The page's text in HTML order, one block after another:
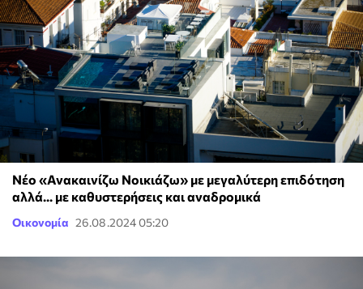
Νέο «Ανακαινίζω Νοικιάζω» με μεγαλύτερη επιδότηση
αλλά... με καθυστερήσεις και αναδρομικά
Οικονομία 26.08.2024 05:20